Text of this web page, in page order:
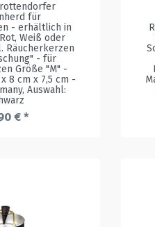
für
- erhältlich in
Weiß oder
Räucherkerzen
- für
Größe "M" -
8 cm x 7,5 cm -
, Auswahl:
€ *